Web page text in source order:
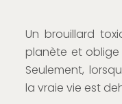
Un brouillard
planète et oblige
Seulement,
la vraie vie est